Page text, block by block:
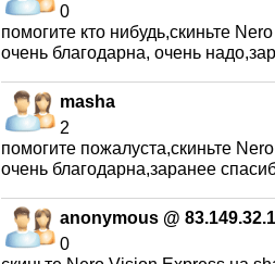
0
помогите кто нибудь,скиньте
очень благодарна, очень
masha
2
помогите пожалуста,скиньте
очень благодарна,заранее
anonymous @
0